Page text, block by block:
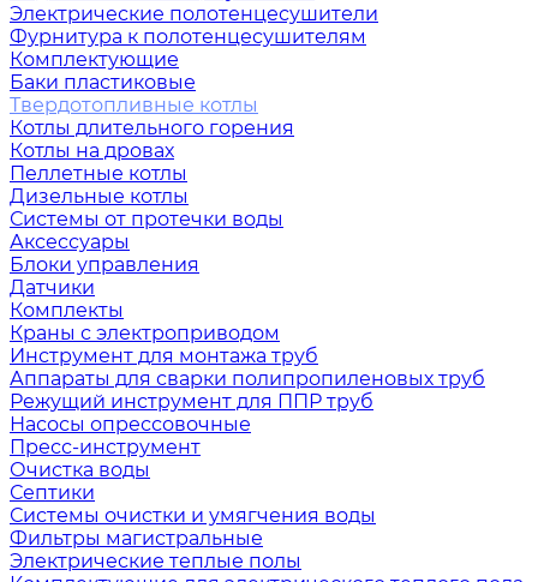
Электрические полотенцесушители
Фурнитура к полотенцесушителям
Комплектующие
Баки пластиковые
Твердотопливные котлы
Котлы длительного горения
Котлы на дровах
Пеллетные котлы
Дизельные котлы
Системы от протечки воды
Аксессуары
Блоки управления
Датчики
Комплекты
Краны с электроприводом
Инструмент для монтажа труб
Аппараты для сварки полипропиленовых труб
Режущий инструмент для ППР труб
Насосы опрессовочные
Пресс-инструмент
Очистка воды
Септики
Системы очистки и умягчения воды
Фильтры магистральные
Электрические теплые полы